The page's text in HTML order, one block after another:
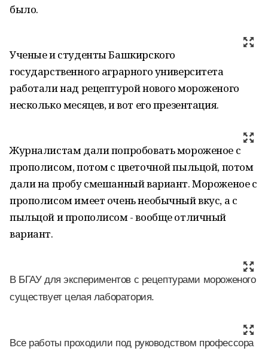
было.
Ученые и студенты Башкирского
государственного аграрного университета
работали над рецептурой нового мороженого
несколько месяцев, и вот его презентация.
Журналистам дали попробовать мороженое с
прополисом, потом с цветочной пыльцой, потом
дали на пробу смешанный вариант. Мороженое с
прополисом имеет очень необычный вкус, а с
пыльцой и прополисом - вообще отличный
вариант.
В БГАУ для экспериментов с рецептурами мороженого
существует целая лаборатория.
Все работы проходили под руководством профессора